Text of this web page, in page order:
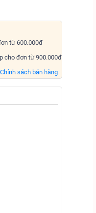
từ 600.000đ
cho đơn từ 900.000đ
Chính sách bán hàng